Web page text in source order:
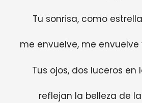
Tu sonrisa, como
me envuelve, me
Tus ojos, dos luceros en
reflejan la belleza de